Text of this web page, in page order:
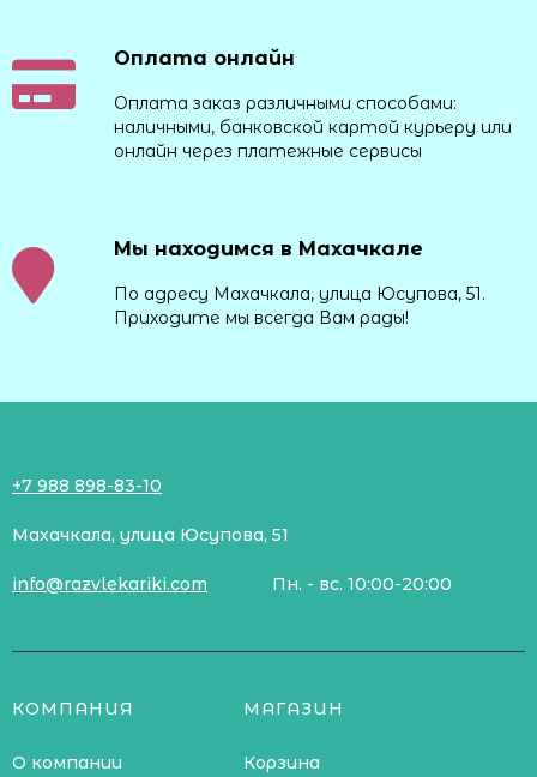
Оплата онлайн
Оплата заказ различными способами:
наличными, банковской картой курьеру или
онлайн через платежные сервисы
Мы находимся в Махачкале
По адресу Махачкала, улица Юсупова, 51.
Приходите мы всегда Вам рады!
+7 988 898-83-10
Махачкала, улица Юсупова, 51
info@razvlekariki.com Пн. - вс. 10:00-20:00
КОМПАНИЯ
О компании
МАГАЗИН
Корзина